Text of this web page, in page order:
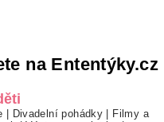
na Ententýky.cz
| Divadelní pohádky | Filmy a